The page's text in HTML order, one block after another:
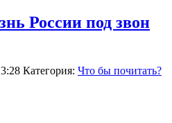
России под звон
Категория: Что бы почитать?